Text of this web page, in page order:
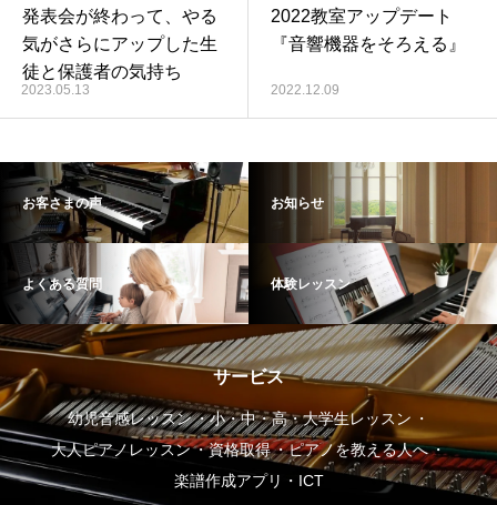
発表会が終わって、やる
気がさらにアップした生
徒と保護者の気持ち
2023.05.13
2022教室アップデート
『音響機器をそろえる』
2022.12.09
お客さまの声 お知らせ
よくある質問 体験レッスン
サービス
幼児音感レッスン
小・中・高・大学生レッスン
大人ピアノレッスン
資格取得
ピアノを教える人へ
楽譜作成アプリ・ICT